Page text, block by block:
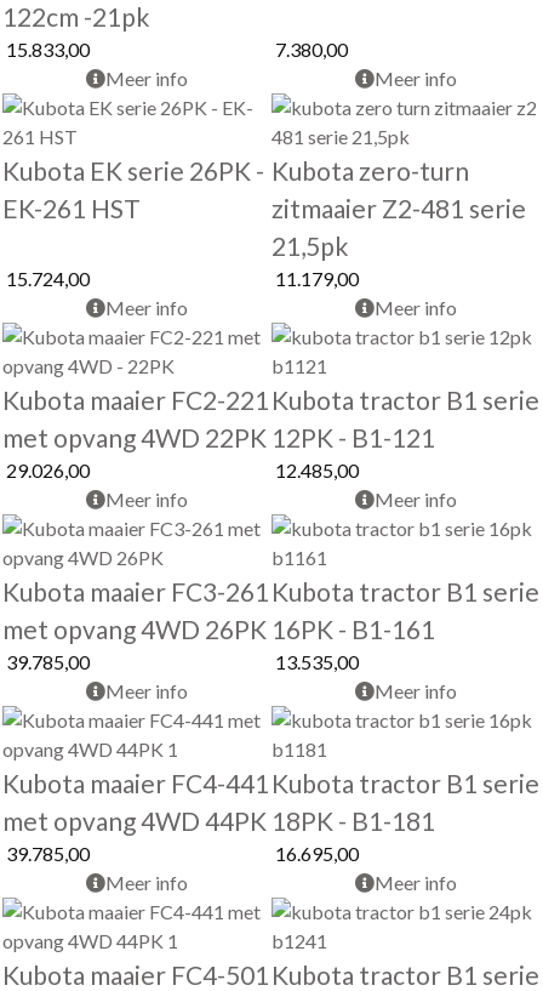
122cm -21pk
15.833,00
Meer info
7.380,00
Meer info
Kubota EK serie 26PK -
EK-261 HST
15.724,00
Meer info
Kubota zero-turn
zitmaaier Z2-481 serie
21,5pk
11.179,00
Meer info
Kubota maaier FC2-221
met opvang 4WD 22PK
29.026,00
Meer info
Kubota tractor B1 serie
12PK - B1-121
12.485,00
Meer info
Kubota maaier FC3-261
met opvang 4WD 26PK
39.785,00
Meer info
Kubota tractor B1 serie
16PK - B1-161
13.535,00
Meer info
Kubota maaier FC4-441
met opvang 4WD 44PK
39.785,00
Meer info
Kubota tractor B1 serie
18PK - B1-181
16.695,00
Meer info
Kubota maaier FC4-501 Kubota tractor B1 serie